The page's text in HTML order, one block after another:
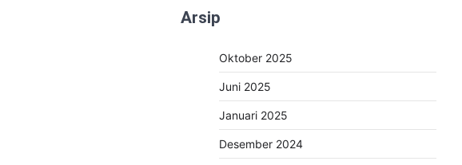
Arsip
Oktober 2025
Juni 2025
Januari 2025
Desember 2024